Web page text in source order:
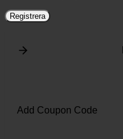
Registrera
Add Coupon Code